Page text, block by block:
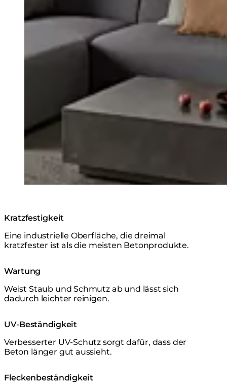
Kratzfestigkeit
Eine industrielle Oberfläche, die dreimal
kratzfester ist als die meisten Betonprodukte.
Wartung
Weist Staub und Schmutz ab und lässt sich
dadurch leichter reinigen.
UV-Beständigkeit
Verbesserter UV-Schutz sorgt dafür, dass der
Beton länger gut aussieht.
Fleckenbeständigkeit